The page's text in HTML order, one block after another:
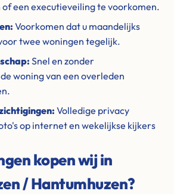
een executieveiling te voorkomen.
Voorkomen dat u maandelijks
twee woningen tegelijk.
Snel en zonder
woning van een overleden
Volledige privacy
op internet en wekelijkse kijkers
kopen wij in
/ Hantumhuzen?